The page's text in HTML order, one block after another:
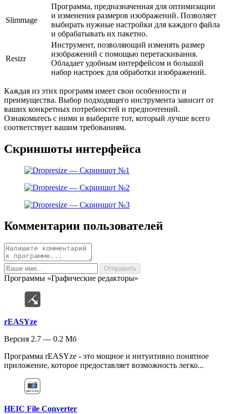
Slimmage
Программа, предназначенная для оптимизации
и изменения размеров изображений. Позволяет
выбирать нужные настройки для каждого файла
и обрабатывать их пакетно.
Resizr
Инструмент, позволяющий изменять размер
изображений с помощью перетаскивания.
Обладает удобным интерфейсом и большой
набор настроек для обработки изображений.
Каждая из этих программ имеет свои особенности и
преимущества. Выбор подходящего инструмента зависит от
ваших конкретных потребностей и предпочтений.
Ознакомьтесь с ними и выберите тот, который лучше всего
соответствует вашим требованиям.
Скриншоты интерфейса
Комментарии пользователей
Программы «Графические редакторы»
rEASYze
Версия 2.7 — 0.2 Мб
Программа rEASYze - это мощное и интуитивно понятное
приложение, которое предоставляет возможность легко...
HEIC File Converter